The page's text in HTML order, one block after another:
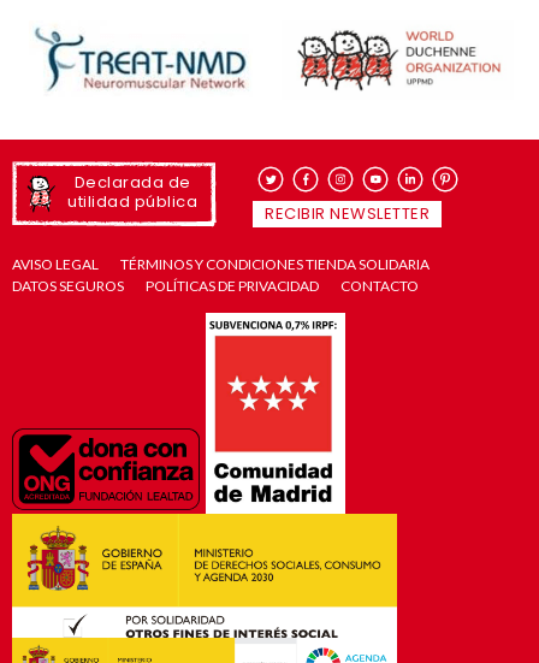
Declarada de
utilidad pública
RECIBIR NEWSLETTER
AVISO LEGAL
TÉRMINOS Y CONDICIONES TIENDA SOLIDARIA
DATOS SEGUROS
POLÍTICAS DE PRIVACIDAD CONTACTO